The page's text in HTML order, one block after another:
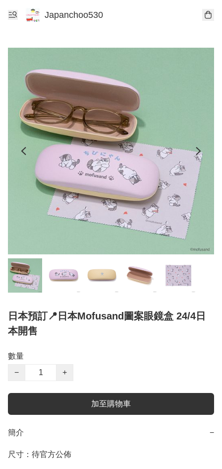
Japanchoo530
日本預訂📍日本Mofusand圖案眼鏡盒 24/4日
本開售
數量
−
+
加至購物車
簡介 −
尺寸：待官方公佈